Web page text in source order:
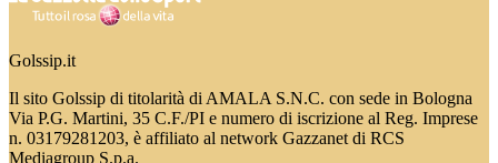
Golssip.it
Il sito Golssip di titolarità di AMALA S.N.C. con sede in Bologna
Via P.G. Martini, 35 C.F./PI e numero di iscrizione al Reg. Imprese
n. 03179281203, è affiliato al network Gazzanet di RCS
Mediagroup S.p.a.